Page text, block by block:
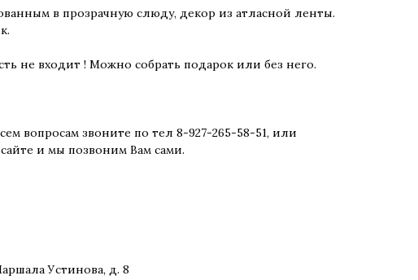
в прозрачную слюду, декор из атласной ленты.
не входит ! Можно собрать подарок или без него.
вопросам звоните по тел 8-927-265-58-51, или
и мы позвоним Вам сами.
Устинова, д. 8